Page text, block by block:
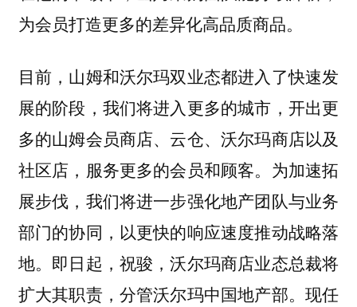
为会员打造更多的差异化高品质商品。
目前，山姆和沃尔玛双业态都进入了快速发
展的阶段，我们将进入更多的城市，开出更
多的山姆会员商店、云仓、沃尔玛商店以及
社区店，服务更多的会员和顾客。为加速拓
展步伐，我们将进一步强化地产团队与业务
部门的协同，以更快的响应速度推动战略落
地。即日起，祝骏，沃尔玛商店业态总裁将
扩大其职责，分管沃尔玛中国地产部。现任